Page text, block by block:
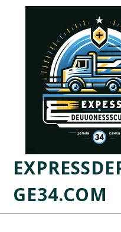
GE34.COM